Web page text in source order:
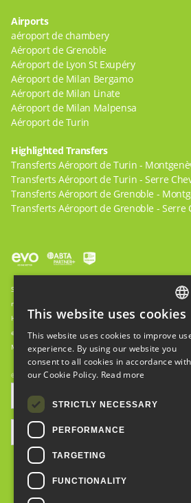
Airports
aéroport de chambery
Aéroport de Grenoble
Aéroport de Lyon St Exupéry
Aéroport de Milan Bergamo
Aéroport de Milan Linate
Aéroport de Milan Malpensa
Aéroport de Turin
Highlighted Transfers
Transferts Aéroport de Turin -
Transferts Aéroport de Turin - Serre
Transferts Aéroport de Grenoble -
Transferts Aéroport de Grenoble - Serre
Snow Cab est un nom commercial de WWW.GO-
réservations sont donc traitées par : WWW.GO-
Haslemere, Surrey, UK GU27 1PN Enregistrement de la
exploités en partenariat avec :
EURL HOLIDAY
Montgenevre. No de siret :5088927260002
© Copyright 2008-2024. Créé parSeraph
This website uses cookies
This website uses cookies to improve
experience. By using our website you
consent to all cookies in accordance with
our Cookie Policy. Read more
STRICTLY NECESSARY
PERFORMANCE
TARGETING
FUNCTIONALITY